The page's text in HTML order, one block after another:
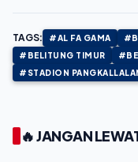
TAGS: #AL FA GAMA
#BELITUNG TIMUR
#STADION
🔥 JANGAN